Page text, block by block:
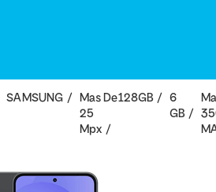
SAMSUNG
Mas De
25
Mpx
128GB
6
GB